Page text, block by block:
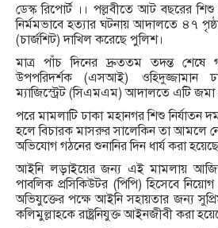
ডেস্ক রিপোর্ট ।। পল্লবীতে আট বছরের
নির্মমভাবে হত্যার ঘটনায় আদালতে ৪৭
(চার্জশিট) দাখিল করেছে পুলিশ।
মাত্র পাঁচ দিনের দ্রুততম তদন্ত শেষে
উপপরিদর্শক (এসআই) ওহিদুজ্জামান
ম্যাজিস্ট্রেট (সিএমএম) আদালতে এটি জমা
পরে মামলাটি ঢাকা মহানগর শিশু নির্যাতন
হলে বিচারক মাসরুর সালেকিন তা আমলে
অভিযোগ গঠনের শুনানির দিন ধার্য করা
আইনি লড়াইয়ের জন্য এই মামলায়
পাবলিক প্রসিকিউটর (পিপি) হিসেবে
অভিযুক্তের পক্ষে আইনি সহায়তার জন্য
কলিমুল্লাহকে রাষ্ট্রনিযুক্ত আইনজীবী করা